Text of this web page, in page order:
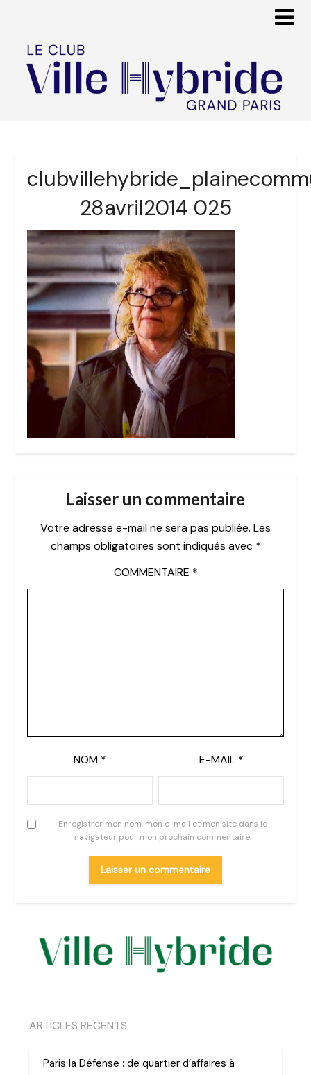
28avril2014 025
Laisser un commentaire
Votre adresse e-mail ne sera pas publiée. Les
champs obligatoires sont indiqués avec *
COMMENTAIRE *
NOM * E-MAIL *
Enregistrer mon nom, mon e-mail et mon site dans le
navigateur pour mon prochain commentaire.
ARTICLES RECENTS
Paris la Défense : de quartier d’affaires à